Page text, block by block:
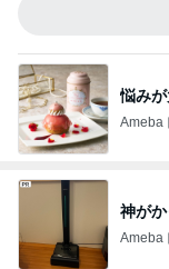
悩み
Ameba
神が
Ameba